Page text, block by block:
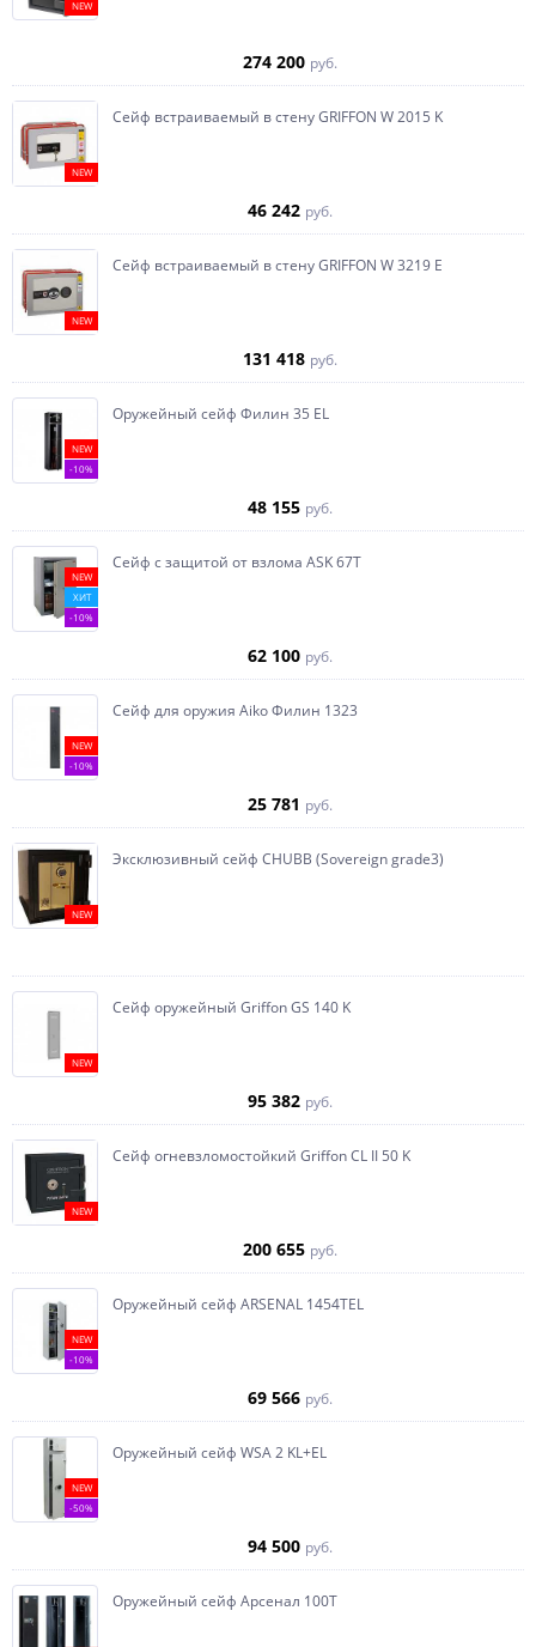
NEW
274 200 руб.
NEW
Сейф встраиваемый в стену GRIFFON W 2015 K
46 242 руб.
NEW
Сейф встраиваемый в стену GRIFFON W 3219 E
131 418 руб.
NEW
-10%
Оружейный сейф Филин 35 EL
48 155 руб.
NEW
ХИТ
-10%
Сейф с защитой от взлома ASK 67T
62 100 руб.
NEW
-10%
Сейф для оружия Aiko Филин 1323
25 781 руб.
NEW
Эксклюзивный сейф CHUBB (Sovereign grade3)
NEW
Сейф оружейный Griffon GS 140 K
95 382 руб.
NEW
Сейф огневзломостойкий Griffon CL II 50 K
200 655 руб.
NEW
-10%
Оружейный сейф ARSENAL 1454ТEL
69 566 руб.
NEW
-50%
Оружейный сейф WSA 2 KL+EL
94 500 руб.
Оружейный сейф Арсенал 100Т